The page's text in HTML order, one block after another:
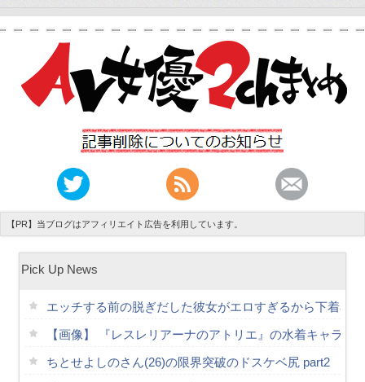
【PR】当ブログはアフィリエイト広告を利用しています。
Pick Up News
エッチする前の脱ぎだした彼女がエロすぎるから下着姿
【画像】 『レスレリアーナのアトリエ』の水着キャラ、
ちとせよしのさん(26)の限界突破のドスケベ尻 part2